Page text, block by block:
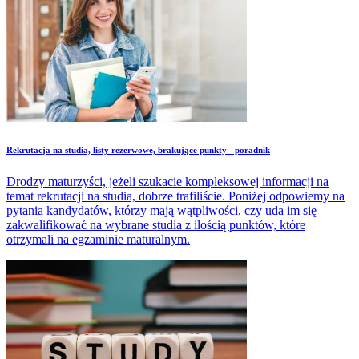
​Rekrutacja na studia, listy rezerwowe, brakujące punkty - poradnik
Drodzy maturzyści, jeżeli szukacie kompleksowej informacji na
temat rekrutacji na studia, dobrze trafiliście. Poniżej odpowiemy na
pytania kandydatów, którzy mają wątpliwości, czy uda im się
zakwalifikować na wybrane studia z ilością punktów, które
otrzymali na egzaminie maturalnym.